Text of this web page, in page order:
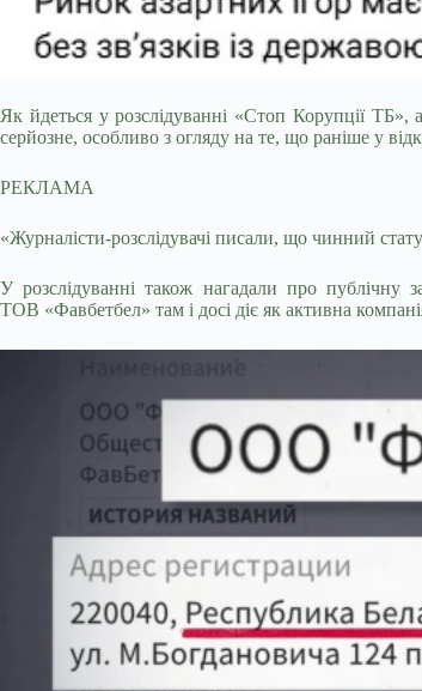
Як йдеться у розслідуванні «Стоп Корупції ТБ»,
серйозне, особливо з огляду на те, що раніше у
РЕКЛАМА
«Журналісти-розслідувачі писали, що чинний
У розслідуванні також нагадали про публічну
ТОВ «Фавбетбел» там і досі діє як активна